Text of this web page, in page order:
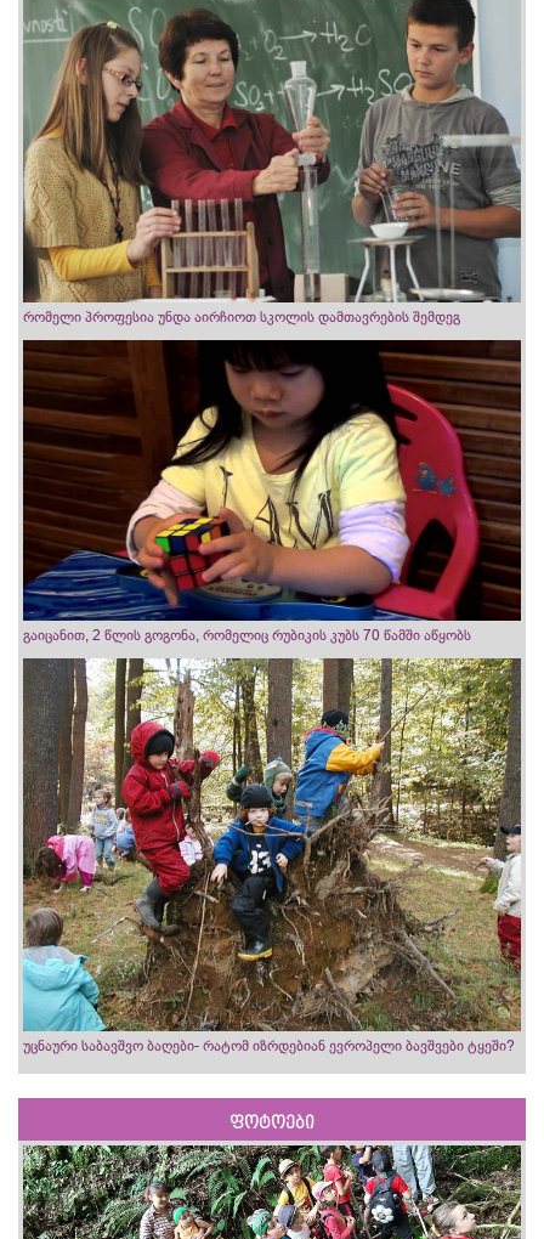
რომელი პროფესია უნდა აირჩიოთ სკოლის დამთავრების შემდეგ
გაიცანით, 2 წლის გოგონა, რომელიც რუბიკის კუბს 70 წამში აწყობს
უცნაური საბავშვო ბაღები- რატომ იზრდებიან ევროპელი ბავშვები ტყეში?
ფოტოები